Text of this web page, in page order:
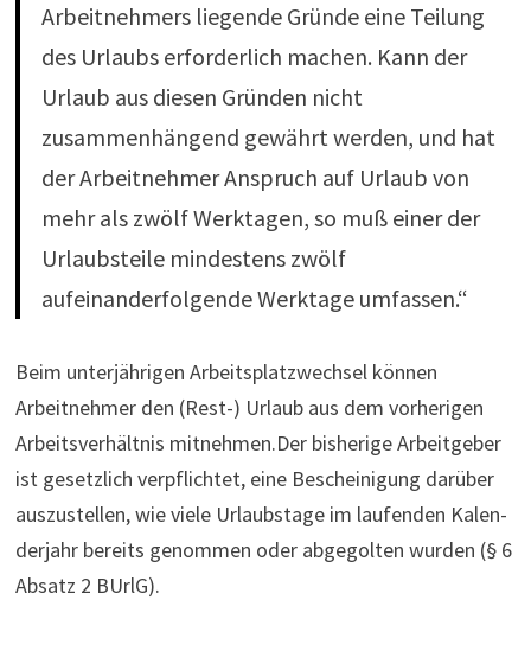
Arbeitnehmers liegende Gründe eine Teilung
des Urlaubs erforderlich machen. Kann der
Urlaub aus diesen Gründen nicht
zusammenhängend gewährt werden, und hat
der Arbeitnehmer Anspruch auf Urlaub von
mehr als zwölf Werktagen, so muß einer der
Urlaubsteile mindestens zwölf
aufeinanderfolgende Werktage umfassen.“
Beim unterjährigen Arbeitsplatzwechsel können
Arbeitnehmer den (Rest-) Urlaub aus dem vorherigen
Arbeitsverhältnis mitnehmen.Der bis­he­rige Arbeit­geber
ist gesetz­lich ver­pflichtet, eine Beschei­ni­gung darüber
aus­zu­stellen, wie viele Urlaubstage im lau­fenden Kalen­
der­jahr bereits genommen oder abge­golten wurden (§ 6
Absatz 2 BUrlG).